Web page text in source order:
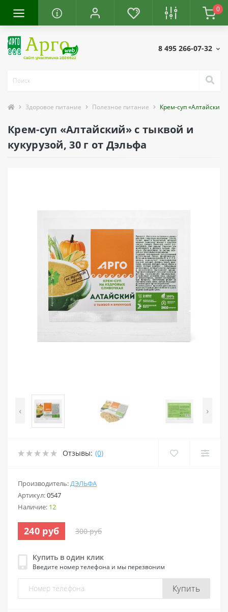
0
8 495 266-07-32
Здоровое питание Полезное питание Крем-суп
Крем-суп «Алтайский» с тыквой и
кукурузой, 30 г от Дэльфа
‹ ›
Отзывы: (0)
Производитель:ДЭЛЬФА
Артикул:0547
Наличие: 12
240 руб 300 руб
Купить в один клик
Введите номер телефона и мы перезвоним
Купить